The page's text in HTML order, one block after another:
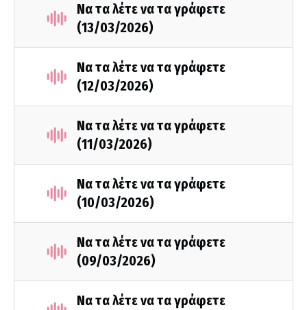
Να τα λέτε να τα γράφετε
(13/03/2026)
Να τα λέτε να τα γράφετε
(12/03/2026)
Να τα λέτε να τα γράφετε
(11/03/2026)
Να τα λέτε να τα γράφετε
(10/03/2026)
Να τα λέτε να τα γράφετε
(09/03/2026)
Να τα λέτε να τα γράφετε